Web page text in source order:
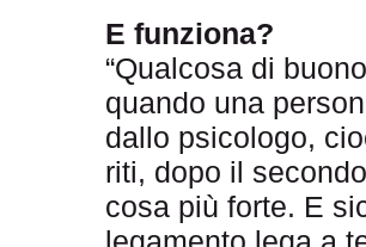
E funziona?
“Qualcosa di
quando una
dallo psicologo,
riti, dopo il
cosa più forte. E